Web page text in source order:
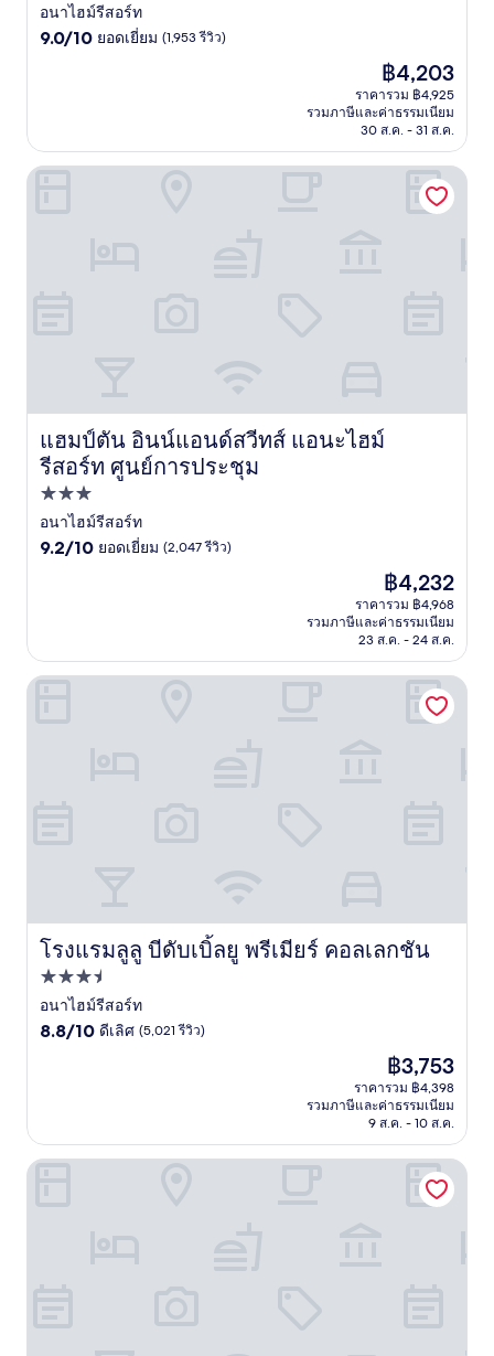
3.5
ดาว
อนาไฮม์รีสอร์ท
9.0
รีวิว)
9.0/10 ยอดเยี่ยม (1,953 รีวิว)
ราคา
ปัจจุบัน
คือ
฿4,203
฿4,203
ราคารวม ฿4,925
รวมภาษีและค่าธรรมเนียม
30 ส.ค. - 31 ส.ค.
แฮมป์ตัน อินน์แอนด์สวีทส์ แอนะไฮม์
รีสอร์ท ศูนย์การประชุม
แฮมป์ตัน อินน์แอนด์สวีทส์ แอนะไฮม์ รีสอร์ท ศูนย์การประชุ
ที่พัก
3.0
ดาว
อนาไฮม์รีสอร์ท
9.2
รีวิว)
9.2/10 ยอดเยี่ยม (2,047 รีวิว)
ราคา
ปัจจุบัน
คือ
฿4,232
฿4,232
ราคารวม ฿4,968
รวมภาษีและค่าธรรมเนียม
23 ส.ค. - 24 ส.ค.
แฮมป์ตัน อินน์แอนด์สวีทส์ แอนะไฮม์ รีสอร์ท ศูนย์การประชุม
โรงแรมลูลู บีดับเบิ้ลยู พรีเมียร์ คอลเลกชัน
โรงแรมลูลู บีดับเบิ้ลยู พรีเมียร์ คอลเลกชัน
ที่พัก
3.5
ดาว
อนาไฮม์รีสอร์ท
8.8
รีวิว)
8.8/10 ดีเลิศ (5,021 รีวิว)
ราคา
ปัจจุบัน
คือ
฿3,753
฿3,753
ราคารวม ฿4,398
รวมภาษีและค่าธรรมเนียม
9 ส.ค. - 10 ส.ค.
โรงแรมลูลู บีดับเบิ้ลยู พรีเมียร์ คอลเลกชัน
อโลโฮเทล บาย แอร์เรส, ออเรนจ์